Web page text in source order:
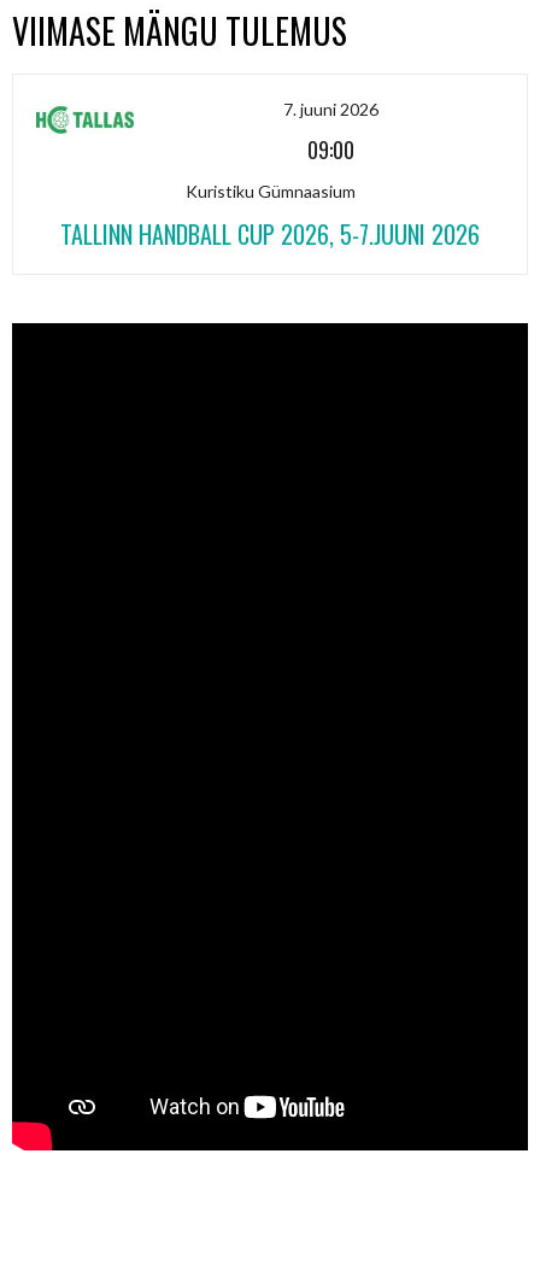
VIIMASE MÄNGU TULEMUS
7. juuni 2026
09:00
Kuristiku Gümnaasium
TALLINN HANDBALL CUP 2026, 5-7.JUUNI 2026